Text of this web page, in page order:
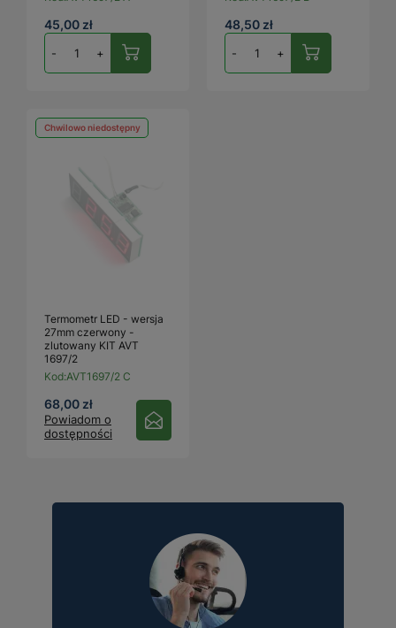
45,00 zł
- +
48,50 zł
- +
Chwilowo niedostępny
Termometr LED - wersja
27mm czerwony -
zlutowany KIT AVT
1697/2
Kod:AVT1697/2 C
68,00 zł
Powiadom o
dostępności